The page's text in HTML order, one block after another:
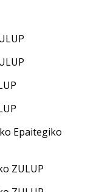
Epaitegiko
ZULUP